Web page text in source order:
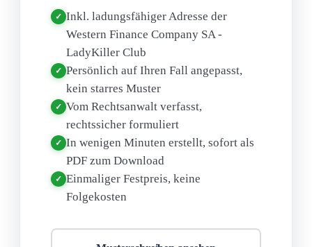
✓ Inkl. ladungsfähiger Adresse der
Western Finance Company SA -
LadyKiller Club
✓ Persönlich auf Ihren Fall angepasst,
kein starres Muster
✓ Vom Rechtsanwalt verfasst,
rechtssicher formuliert
✓ In wenigen Minuten erstellt, sofort als
PDF zum Download
✓ Einmaliger Festpreis, keine
Folgekosten